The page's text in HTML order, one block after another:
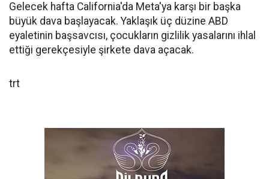
Gelecek hafta California'da Meta'ya karşı bir başka
büyük dava başlayacak. Yaklaşık üç düzine ABD
eyaletinin başsavcısı, çocukların gizlilik yasalarını ihlal
ettiği gerekçesiyle şirkete dava açacak.
trt